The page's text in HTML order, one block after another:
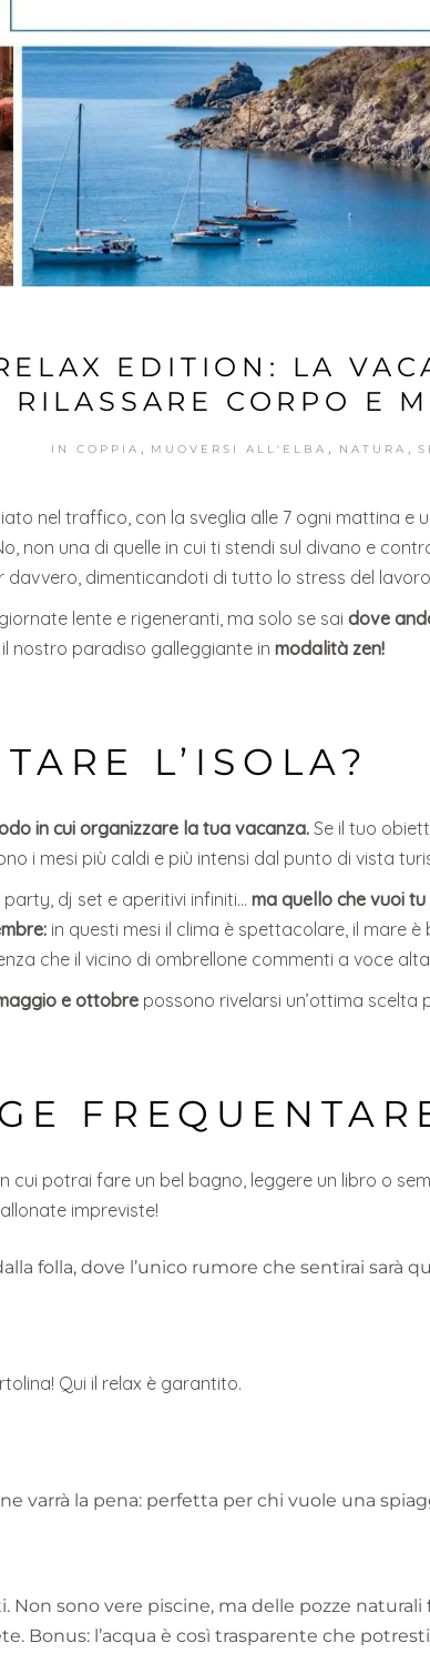
EDITION: LA
RILASSARE CORPO E
IN COPPIA , MUOVERSI ALL'ELBA , NATURA ,
nel traffico, con la sveglia alle 7 ogni mattina e
non una di quelle in cui ti stendi sul divano e
davvero, dimenticandoti di tutto lo stress del
lente e rigeneranti, ma solo se sai dove
nostro paradiso galleggiante in modalità zen!
L’ISOLA?
in cui organizzare la tua vacanza. Se il tuo
i mesi più caldi e più intensi dal punto di vista
dj set e aperitivi infiniti… ma quello che vuoi tu
in questi mesi il clima è spettacolare, il mare
che il vicino di ombrellone commenti a voce
e ottobre possono rivelarsi un’ottima scelta
cui potrai fare un bel bagno, leggere un libro o
impreviste!
folla, dove l’unico rumore che sentirai sarà
Qui il relax è garantito.
varrà la pena: perfetta per chi vuole una
sono vere piscine, ma delle pozze
Bonus: l’acqua è così trasparente che